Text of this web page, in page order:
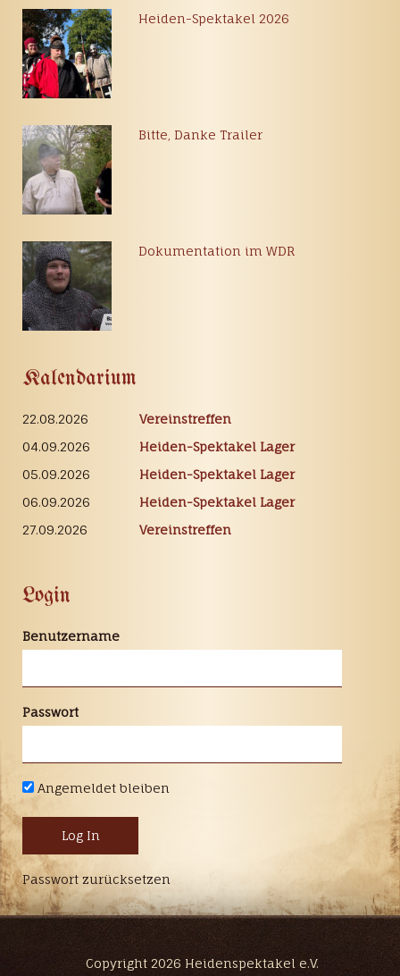
Heiden-Spektakel 2026
Bitte, Danke Trailer
Dokumentation im WDR
Kalendarium
22.08.2026
Vereinstreffen
04.09.2026
Heiden-Spektakel Lager
05.09.2026
Heiden-Spektakel Lager
06.09.2026
Heiden-Spektakel Lager
27.09.2026
Vereinstreffen
Login
Benutzername
Passwort
Angemeldet bleiben
Passwort zurücksetzen
Copyright 2026 Heidenspektakel e.V.